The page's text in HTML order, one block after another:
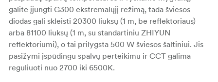
galite įjungti G300 ekstremalųjį režimą, tada šviesos
diodas gali skleisti 20300 liuksų (1 m, be reflektoriaus)
arba 81100 liuksų (1 m, su standartiniu ZHIYUN
reflektoriumi), o tai prilygsta 500 W šviesos šaltiniui. Jis
pasižymi įspūdingu spalvų perteikimu ir CCT galima
reguliuoti nuo 2700 iki 6500K.